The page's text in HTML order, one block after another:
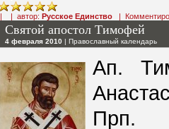
| | автор: Русское Единство |
Святой апостол Тимофей
4 февраля 2010 | Православный календарь
Ап.
Прп.